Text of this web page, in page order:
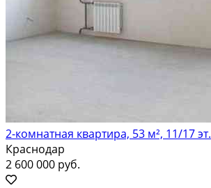
2-комнатная квартира, 53 м², 11/17 эт.
Краснодар
2 600 000 руб.